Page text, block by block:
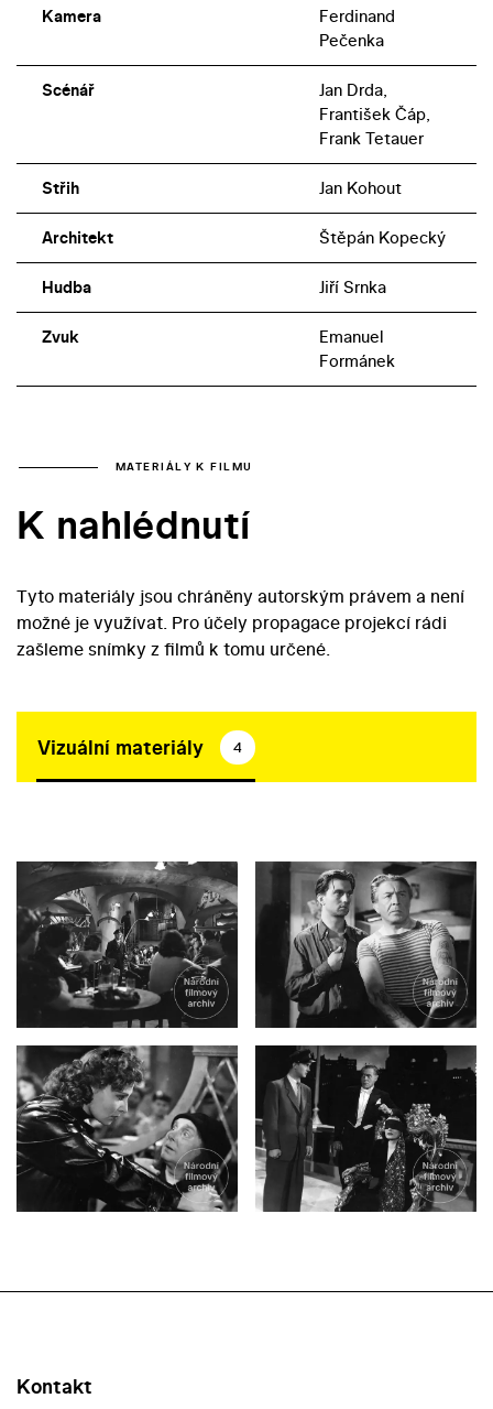
Kamera
Ferdinand
Pečenka
Scénář
Jan Drda,
František Čáp,
Frank Tetauer
Střih Jan Kohout
Architekt Štěpán Kopecký
Hudba Jiří Srnka
Zvuk
Emanuel
Formánek
MATERIÁLY K FILMU
K nahlédnutí
Tyto materiály jsou chráněny autorským právem a není
možné je využívat. Pro účely propagace projekcí rádi
zašleme snímky z filmů k tomu určené.
Vizuální materiály 4
Kontakt